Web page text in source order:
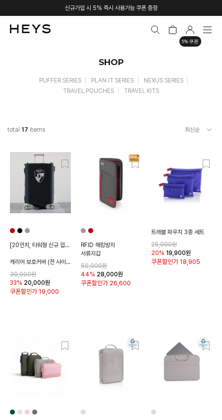
신규가입 시 5% 즉시 사용가능 쿠폰 증정
5% 쿠폰
SHOP
PUFFER SERIES PLAN IT SERIES
NEXUS SERIES
TRAVEL POUCHES
TRAVEL KITS
total 17 items
[20인치, 타워형 신규 입고!]
캐리어 보호커버 (전 사이즈)
30,000원
33% 20,000원
쿠폰할인가 19,000
RFID 해킹방지
서류지갑
50,000원
44% 28,000원
쿠폰할인가 26,600
트래블 파우치 3종 세트
25,000원
20% 19,900원
쿠폰할인가18,905